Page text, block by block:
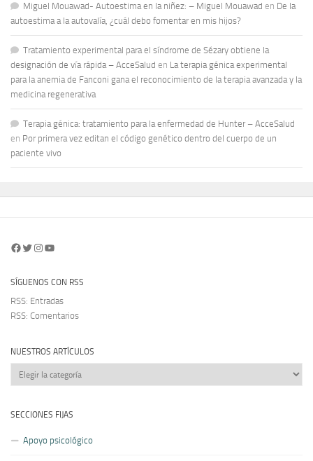
Miguel Mouawad- Autoestima en la niñez: – Miguel Mouawad en De la
autoestima a la autovalía, ¿cuál debo fomentar en mis hijos?
Tratamiento experimental para el síndrome de Sézary obtiene la
designación de vía rápida – AcceSalud en La terapia génica experimental
para la anemia de Fanconi gana el reconocimiento de la terapia avanzada y la
medicina regenerativa
Terapia génica: tratamiento para la enfermedad de Hunter – AcceSalud
en Por primera vez editan el código genético dentro del cuerpo de un
paciente vivo
Facebook
Twitter
Instagram
YouTube
SÍGUENOS CON RSS
RSS: Entradas
RSS: Comentarios
NUESTROS ARTÍCULOS
Nuestros
artículos
SECCIONES FIJAS
Apoyo psicológico